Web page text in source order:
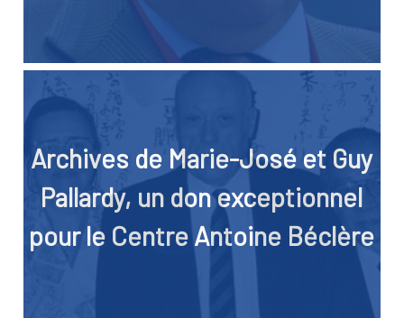
Archives de Marie-José et Guy
Pallardy, un don exceptionnel
pour le Centre Antoine Béclère